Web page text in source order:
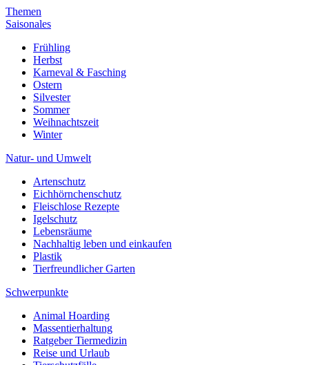
Themen
Saisonales
Frühling
Herbst
Karneval & Fasching
Ostern
Silvester
Sommer
Weihnachtszeit
Winter
Natur- und Umwelt
Artenschutz
Eichhörnchenschutz
Fleischlose Rezepte
Igelschutz
Lebensräume
Nachhaltig leben und einkaufen
Plastik
Tierfreundlicher Garten
Schwerpunkte
Animal Hoarding
Massentierhaltung
Ratgeber Tiermedizin
Reise und Urlaub